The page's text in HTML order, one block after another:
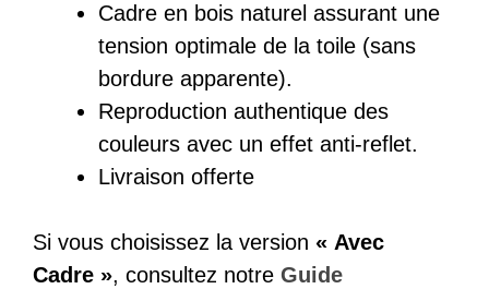
Cadre en bois naturel assurant une
tension optimale de la toile (sans
bordure apparente).
Reproduction authentique des
couleurs avec un effet anti-reflet.
Livraison offerte
Si vous choisissez la version « Avec
Cadre », consultez notre Guide